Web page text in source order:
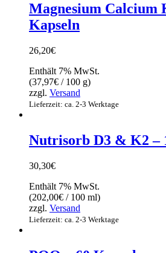
Magnesium Calcium
Kapseln
26,20€
Enthält 7% MwSt.
(37,97€ / 100 g)
zzgl. Versand
Lieferzeit: ca. 2-3 Werktage
Nutrisorb D3 & K2 –
30,30€
Enthält 7% MwSt.
(202,00€ / 100 ml)
zzgl. Versand
Lieferzeit: ca. 2-3 Werktage